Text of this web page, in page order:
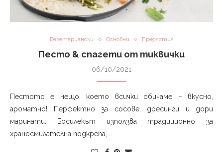
Вегетариански Основни Предястия
Песто & спагети от тиквички
06/10/2021
Пестото е нещо, което всички обичаме – вкусно,
ароматно! Перфектно за сосове, дресинги и дори
маринати. Босилекът използва традиционно за
храносмилателна подкрепа, …